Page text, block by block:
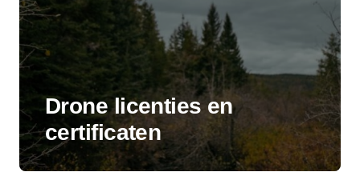
Drone licenties en
certificaten